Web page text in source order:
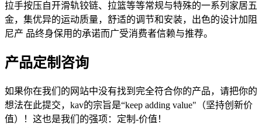
拉手按压自开滑轨铰链、拉篮等等常规与特殊的一系列家居五
金，集优异的运动质量，舒适的调节和安装，出色的设计加阻
尼产 品终身保用的承诺而广受消费者信赖与推荐。
产品定制咨询
如果你在我们的网站中没有找到完全符合你的产品，请把你的
想法在此提交，kav的宗旨是“keep adding value"（坚持创新价
值）！这也是我们的强项：定制-价值！